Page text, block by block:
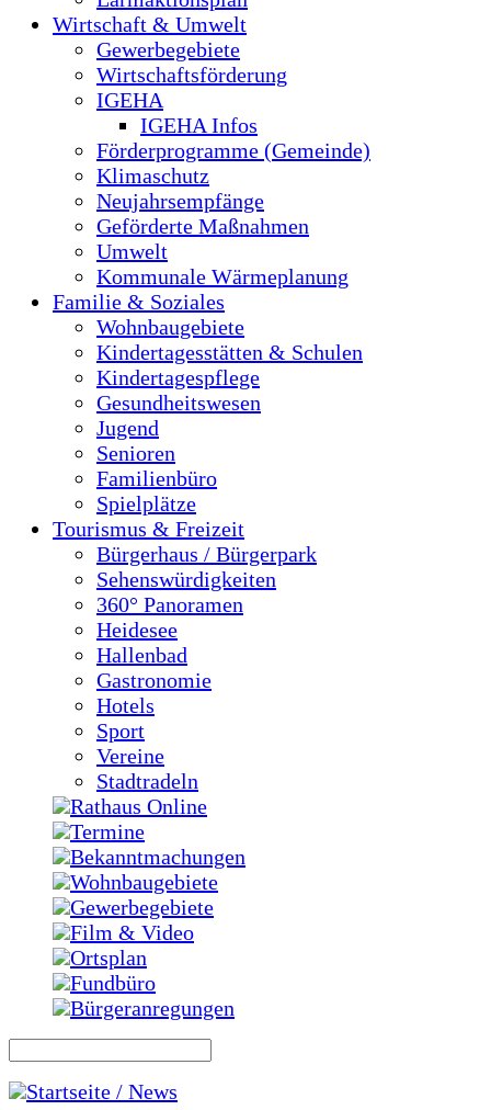
Wirtschaft & Umwelt
Gewerbegebiete
Wirtschaftsförderung
IGEHA
IGEHA Infos
Förderprogramme (Gemeinde)
Klimaschutz
Neujahrsempfänge
Geförderte Maßnahmen
Umwelt
Kommunale Wärmeplanung
Familie & Soziales
Wohnbaugebiete
Kindertagesstätten & Schulen
Kindertagespflege
Gesundheitswesen
Jugend
Senioren
Familienbüro
Spielplätze
Tourismus & Freizeit
Bürgerhaus / Bürgerpark
Sehenswürdigkeiten
360° Panoramen
Heidesee
Hallenbad
Gastronomie
Hotels
Sport
Vereine
Stadtradeln
Rathaus Online
Termine
Bekanntmachungen
Wohnbaugebiete
Gewerbegebiete
Film & Video
Ortsplan
Fundbüro
Bürgeranregungen
Startseite / News